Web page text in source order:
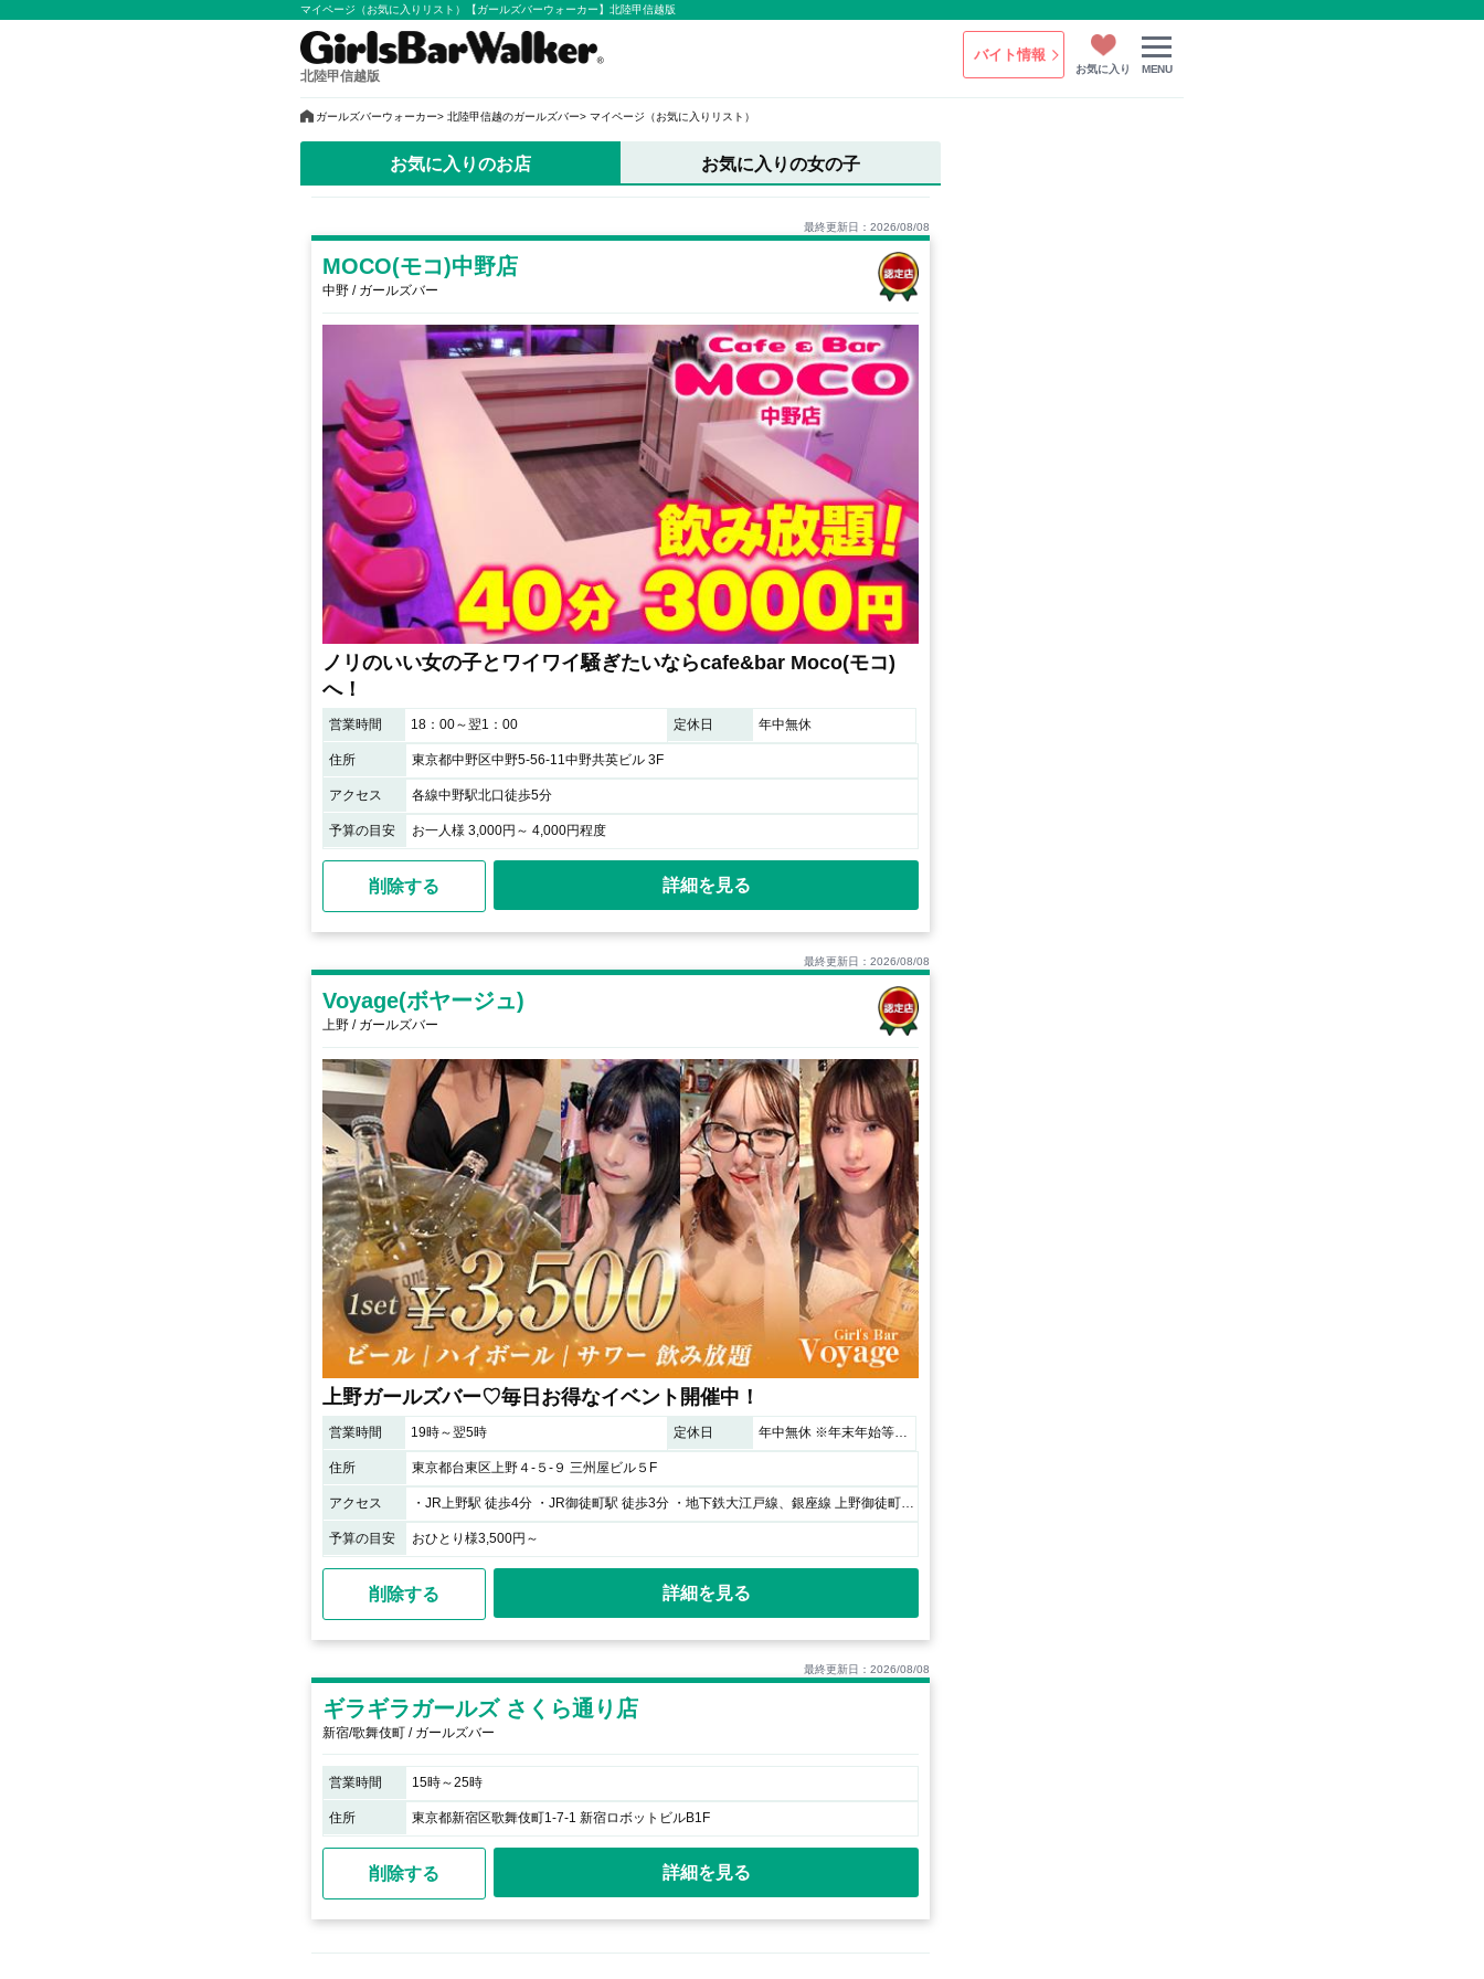
マイページ（お気に入りリスト）【ガールズバーウォーカー】北陸甲信越版
北陸甲信越版
バイト情報
お気に入り MENU
ガールズバーウォーカー 北陸甲信越のガールズバー マイページ（お気に入りリスト）
お気に入りのお店 お気に入りの女の子
最終更新日：2026/08/08
MOCO(モコ)中野店
中野 / ガールズバー
ノリのいい女の子とワイワイ騒ぎたいならcafe&bar Moco(モコ)
へ！
営業時間 18：00～翌1：00 定休日 年中無休
住所 東京都中野区中野5-56-11中野共英ビル 3F
アクセス 各線中野駅北口徒歩5分
予算の目安 お一人様 3,000円～ 4,000円程度
削除する 詳細を見る
最終更新日：2026/08/08
Voyage(ボヤージュ)
上野 / ガールズバー
上野ガールズバー♡毎日お得なイベント開催中！
営業時間 19時～翌5時 定休日 年中無休 ※年末年始等は告知を行います。
住所 東京都台東区上野４‐５‐９ 三州屋ビル５F
アクセス ・JR上野駅 徒歩4分 ・JR御徒町駅 徒歩3分 ・地下鉄大江戸線、銀座線 上野御徒町駅 徒歩1分 ・地下鉄日比谷線 仲御徒町駅 徒歩3分
予算の目安 おひとり様3,500円～
削除する 詳細を見る
最終更新日：2026/08/08
ギラギラガールズ さくら通り店
新宿/歌舞伎町 / ガールズバー
営業時間 15時～25時
住所 東京都新宿区歌舞伎町1-7-1 新宿ロボットビルB1F
削除する 詳細を見る